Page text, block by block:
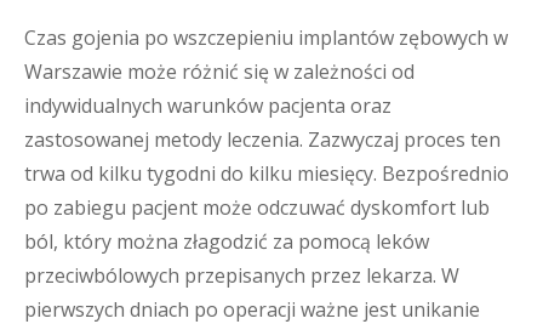
Czas gojenia po wszczepieniu implantów zębowych w
Warszawie może różnić się w zależności od
indywidualnych warunków pacjenta oraz
zastosowanej metody leczenia. Zazwyczaj proces ten
trwa od kilku tygodni do kilku miesięcy. Bezpośrednio
po zabiegu pacjent może odczuwać dyskomfort lub
ból, który można złagodzić za pomocą leków
przeciwbólowych przepisanych przez lekarza. W
pierwszych dniach po operacji ważne jest unikanie